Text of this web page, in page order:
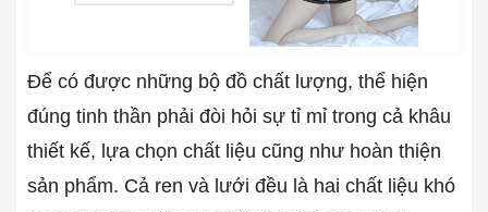
Để có được những bộ đồ chất lượng, thể hiện
đúng tinh thần phải đòi hỏi sự tỉ mỉ trong cả khâu
thiết kế, lựa chọn chất liệu cũng như hoàn thiện
sản phẩm. Cả ren và lưới đều là hai chất liệu khó